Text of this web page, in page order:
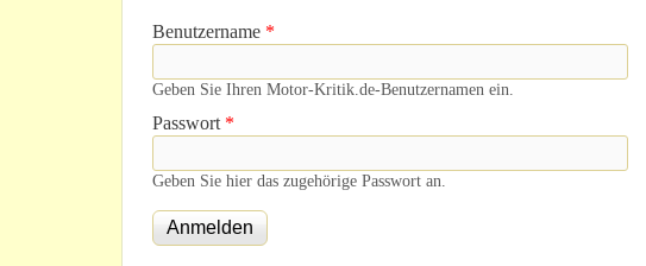
Benutzername *
Geben Sie Ihren Motor-Kritik.de-Benutzernamen ein.
Passwort *
Geben Sie hier das zugehörige Passwort an.